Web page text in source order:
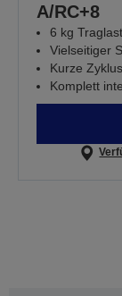
A/RC+8
6 kg Traglast
Vielseitiger
Kurze
Komplett